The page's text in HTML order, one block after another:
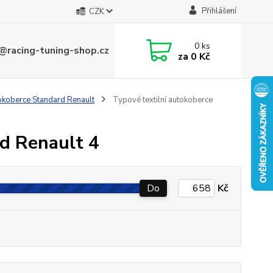
CZK Přihlášení
tuning-shop.cz 0ks
za 0 Kč
Standard Renault
Typové textilní autokoberce
Renault 4
Do Kč